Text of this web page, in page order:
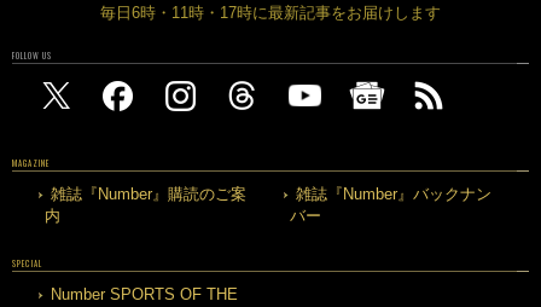
毎日6時・11時・17時に最新記事をお届けします
FOLLOW US
MAGAZINE
雑誌『Number』購読のご案
内
雑誌『Number』バックナン
バー
SPECIAL
Number SPORTS OF THE